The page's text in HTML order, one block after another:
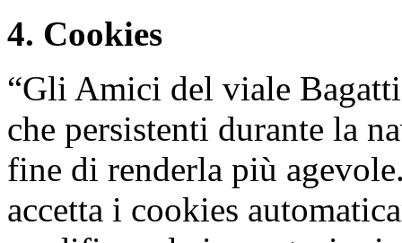
4. Cookies
“Gli Amici del viale
che persistenti durante la
fine di renderla più
accetta i cookies